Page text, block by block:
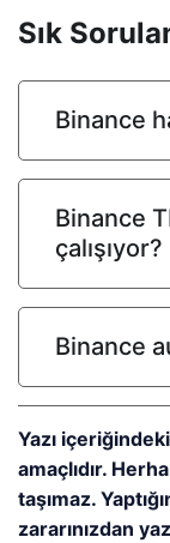
Sık
Binance
Binance
çalışıyor?
Binance
Yazı
amaçlıdır.
taşımaz.
zararınızdan